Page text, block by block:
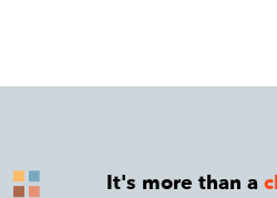
It's more than a